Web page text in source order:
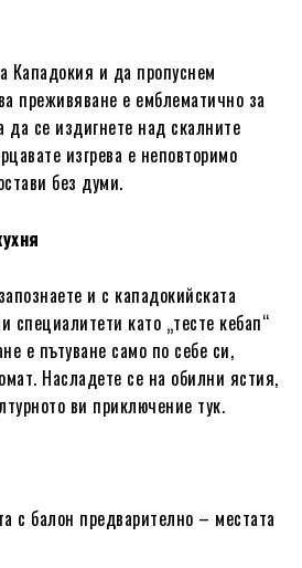
Кападокия и да пропуснем
преживяване е емблематично за
да се издигнете над скалните
изгрева е неповторимо
без думи.
и с кападокийската
специалитети като „тесте кебап“
е пътуване само по себе си,
Насладете се на обилни ястия,
ви приключение тук.
с балон предварително – местата